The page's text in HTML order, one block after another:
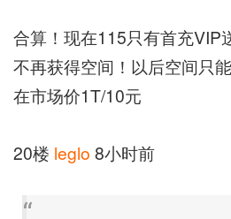
合算！现在115只有首充VIP
不再获得空间！以后空间只
在市场价1T/10元
20楼 leglo 8小时前